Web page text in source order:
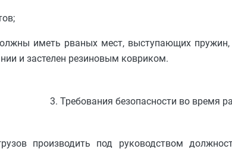
иметь рваных мест, выступающих
и застелен резиновым ковриком.
3. Требования безопасности во время
производить под руководством